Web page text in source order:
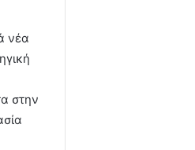
νέα
στην